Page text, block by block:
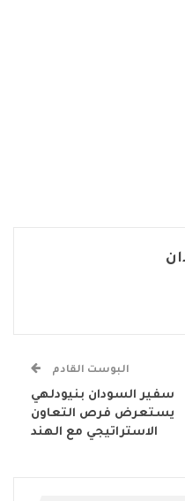
البوست القادم
سفير السودان بنيودلهي
يستعرض فرص التعاون
الاستراتيجي مع الهند